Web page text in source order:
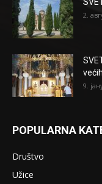
2.
9.
POPULARNA
Društvo
Užice